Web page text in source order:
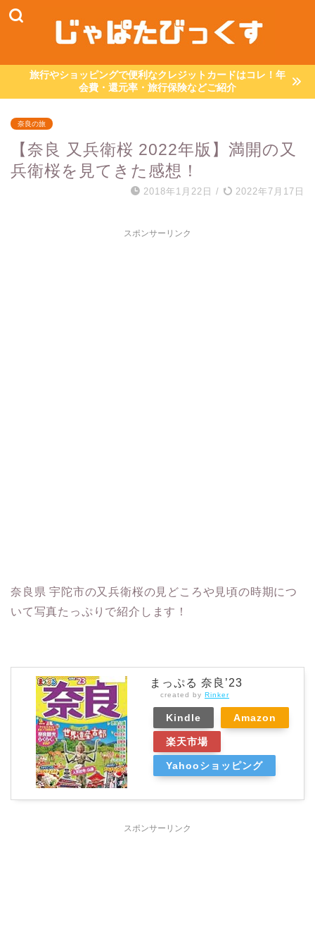
旅行やショッピングで便利なクレジットカードはコレ！年
会費・還元率・旅行保険などご紹介
奈良の旅
【奈良 又兵衛桜 2022年版】満開の又
兵衛桜を見てきた感想！
2018年1月22日 / 2022年7月17日
スポンサーリンク
奈良県 宇陀市の又兵衛桜の見どころや見頃の時期につ
いて写真たっぷりで紹介します！
まっぷる 奈良’23
created by Rinker
Kindle Amazon
楽天市場
Yahooショッピング
スポンサーリンク